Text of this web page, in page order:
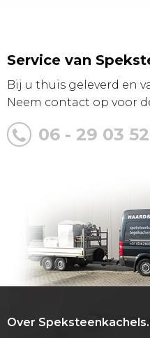
Service van
Bij u thuis geleverd en
Neem contact op voor
06 - 29 03
Over